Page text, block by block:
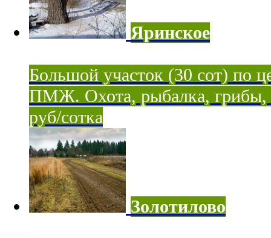
Яринское
Большой участок (30 сот) по
ПМЖ. Охота, рыбалка, грибы,
руб/сотка
Золотилово